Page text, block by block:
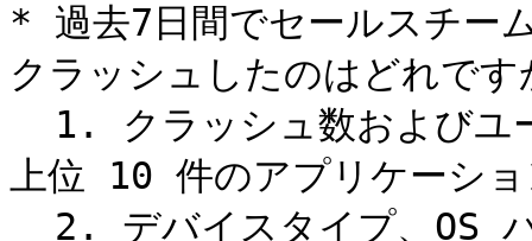
* 過去7日間でセールスチー
クラッシュしたのはどれで
上位 10 件のアプリケーシ